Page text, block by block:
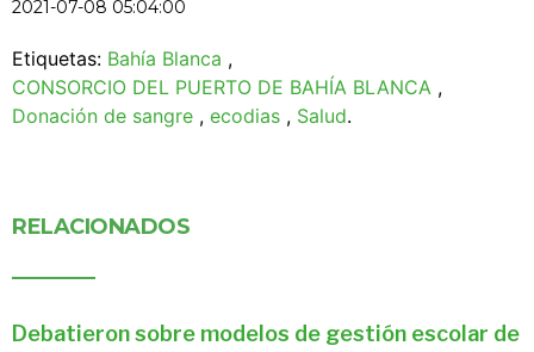
2021-07-08 05:04:00
Etiquetas: Bahía Blanca ,
CONSORCIO DEL PUERTO DE BAHÍA BLANCA ,
Donación de sangre , ecodias , Salud.
RELACIONADOS
Debatieron sobre modelos de gestión escolar de